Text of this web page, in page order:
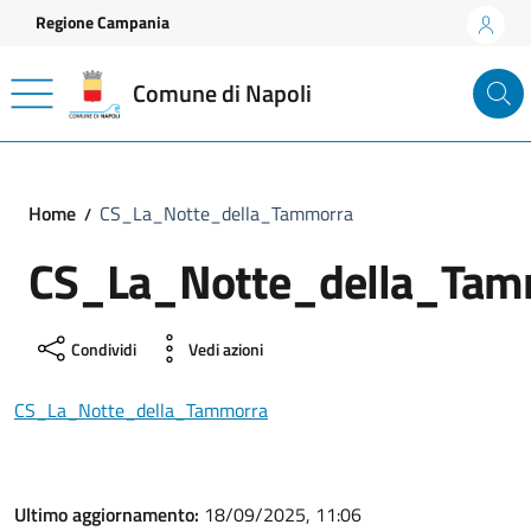
Vai ai contenuti
Vai al footer
Regione Campania
Comune di Napoli
Home CS_La_Notte_della_Tammorra
Condividi Vedi azioni
CS_La_Notte_della_Tammorra
Ultimo aggiornamento: 18/09/2025, 11:06